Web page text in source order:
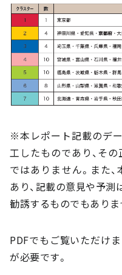
※本レポート記載のデ
工したものであり、そ
ではありません。また
あり、記載の意見や予測
勧誘するものでもありま
PDFでもご覧いただけ
が必要です。